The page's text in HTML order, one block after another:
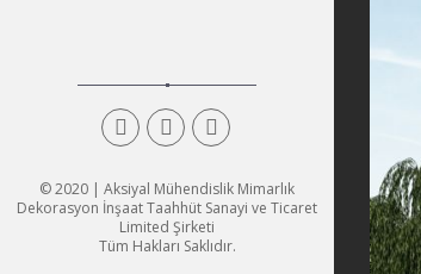
© 2020 | Aksiyal Mühendislik Mimarlık
Dekorasyon İnşaat Taahhüt Sanayi ve Ticaret
Limited Şirketi
Tüm Hakları Saklıdır.